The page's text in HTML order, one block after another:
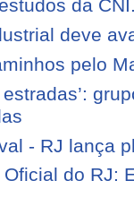
da
deve
pelo
estradas’:
- RJ lança
Oficial do RJ: